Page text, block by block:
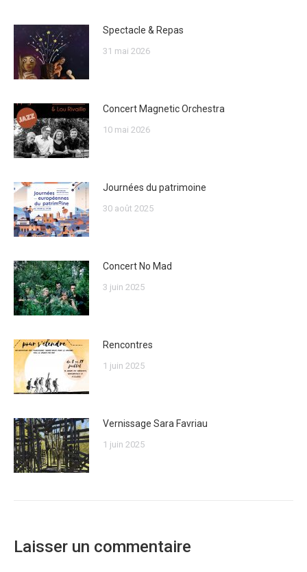
Spectacle & Repas
31 mai 2026
Concert Magnetic Orchestra
10 mai 2026
Journées du patrimoine
30 août 2025
Concert No Mad
3 juin 2025
Rencontres
1 juin 2025
Vernissage Sara Favriau
1 juin 2025
Laisser un commentaire